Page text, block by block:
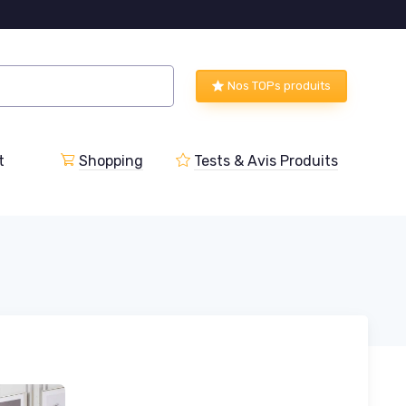
Nos TOPs produits
Shopping Tests & Avis Produits